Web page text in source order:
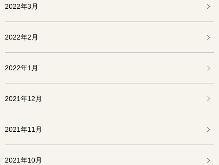
2022年3月
2022年2月
2022年1月
2021年12月
2021年11月
2021年10月